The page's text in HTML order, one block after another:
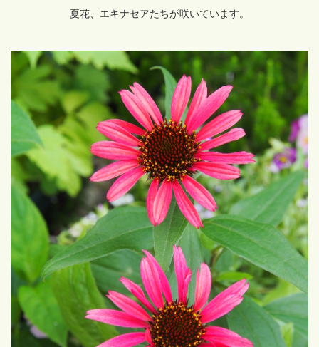
夏花、エキナセアたちが咲いています。